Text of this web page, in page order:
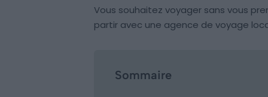
Vous souhaitez voyager sans vous
partir avec une agence de voyage
Sommaire